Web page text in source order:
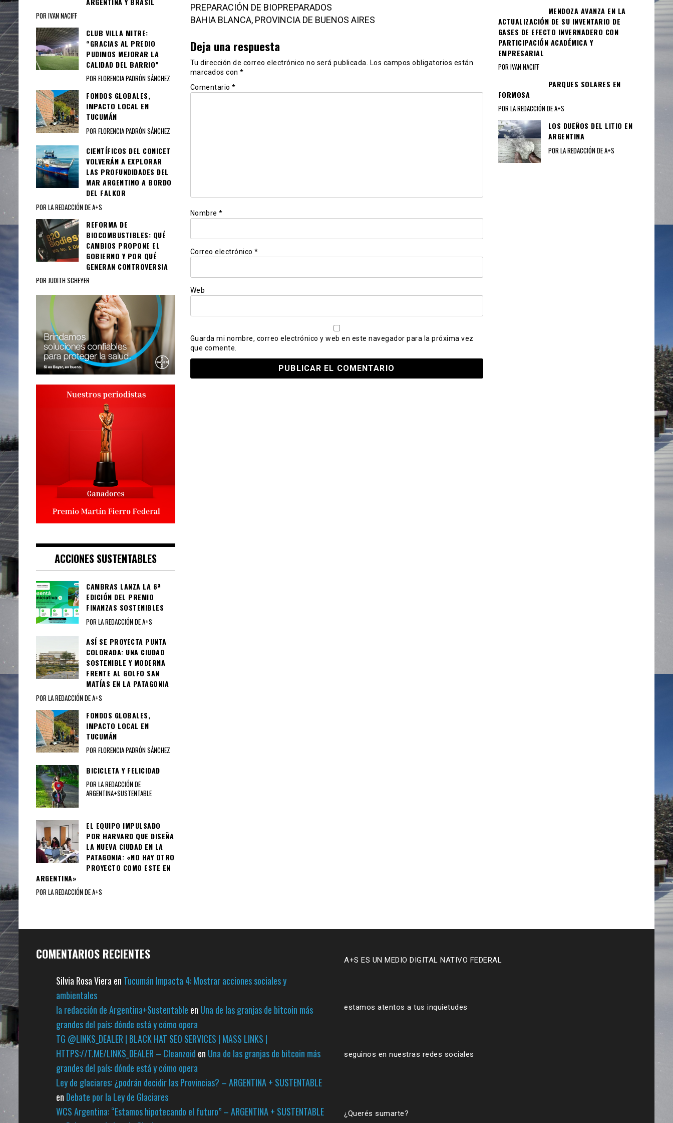
PREPARACIÓN DE BIOPREPARADOS
BAHIA BLANCA, PROVINCIA DE BUENOS AIRES
Deja una respuesta
Tu dirección de correo electrónico no será publicada. Los campos obligatorios están
marcados con *
Comentario *
Nombre *
Correo electrónico *
Web
Guarda mi nombre, correo electrónico y web en este navegador para la próxima vez
que comente.
POR IVAN NACIFF
CLUB VILLA MITRE:
“GRACIAS AL PREDIO
PUDIMOS MEJORAR LA
CALIDAD DEL BARRIO”
POR FLORENCIA PADRÓN SÁNCHEZ
FONDOS GLOBALES,
IMPACTO LOCAL EN
TUCUMÁN
POR FLORENCIA PADRÓN SÁNCHEZ
CIENTÍFICOS DEL CONICET
VOLVERÁN A EXPLORAR
LAS PROFUNDIDADES DEL
MAR ARGENTINO A BORDO
DEL FALKOR
POR LA REDACCIÓN DE A+S
REFORMA DE
BIOCOMBUSTIBLES: QUÉ
CAMBIOS PROPONE EL
GOBIERNO Y POR QUÉ
GENERAN CONTROVERSIA
POR JUDITH SCHEYER
ACCIONES SUSTENTABLES
CAMBRAS LANZA LA 6ª
EDICIÓN DEL PREMIO
FINANZAS SOSTENIBLES
POR LA REDACCIÓN DE A+S
ASÍ SE PROYECTA PUNTA
COLORADA: UNA CIUDAD
SOSTENIBLE Y MODERNA
FRENTE AL GOLFO SAN
MATÍAS EN LA PATAGONIA
POR LA REDACCIÓN DE A+S
FONDOS GLOBALES,
IMPACTO LOCAL EN
TUCUMÁN
POR FLORENCIA PADRÓN SÁNCHEZ
BICICLETA Y FELICIDAD
POR LA REDACCIÓN DE
ARGENTINA+SUSTENTABLE
EL EQUIPO IMPULSADO
POR HARVARD QUE DISEÑA
LA NUEVA CIUDAD EN LA
PATAGONIA: «NO HAY OTRO
PROYECTO COMO ESTE EN
ARGENTINA»
POR LA REDACCIÓN DE A+S
MENDOZA AVANZA EN LA
ACTUALIZACIÓN DE SU INVENTARIO DE
GASES DE EFECTO INVERNADERO CON
PARTICIPACIÓN ACADÉMICA Y
EMPRESARIAL
POR IVAN NACIFF
PARQUES SOLARES EN
FORMOSA
POR LA REDACCIÓN DE A+S
LOS DUEÑOS DEL LITIO EN
ARGENTINA
POR LA REDACCIÓN DE A+S
COMENTARIOS RECIENTES
Silvia Rosa Viera en Tucumán Impacta 4: Mostrar acciones sociales y
ambientales
la redacción de Argentina+Sustentable en Una de las granjas de bitcoin más
grandes del país: dónde está y cómo opera
TG @LINKS_DEALER | BLACK HAT SEO SERVICES | MASS LINKS |
HTTPS://T.ME/LINKS_DEALER – Cleanzoid en Una de las granjas de bitcoin más
grandes del país: dónde está y cómo opera
Ley de glaciares: ¿podrán decidir las Provincias? – ARGENTINA + SUSTENTABLE
en Debate por la Ley de Glaciares
WCS Argentina: “Estamos hipotecando el futuro” – ARGENTINA + SUSTENTABLE
A+S ES UN MEDIO DIGITAL NATIVO FEDERAL
estamos atentos a tus inquietudes
seguinos en nuestras redes sociales
¿Querés sumarte?